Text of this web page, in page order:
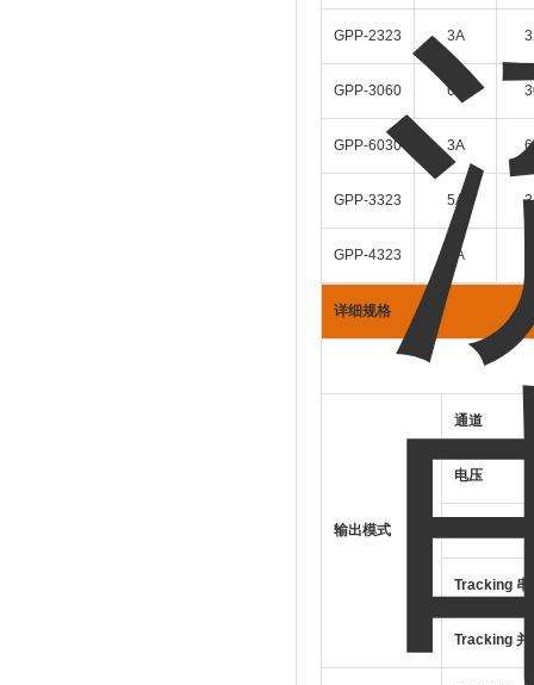
GPP-2323 3A
GPP-3060 6A
GPP-6030 3A
GPP-3323 5A
GPP-4323 3A
详细规格
输出模式
通道
电压
Tracking 串
Tracking 并